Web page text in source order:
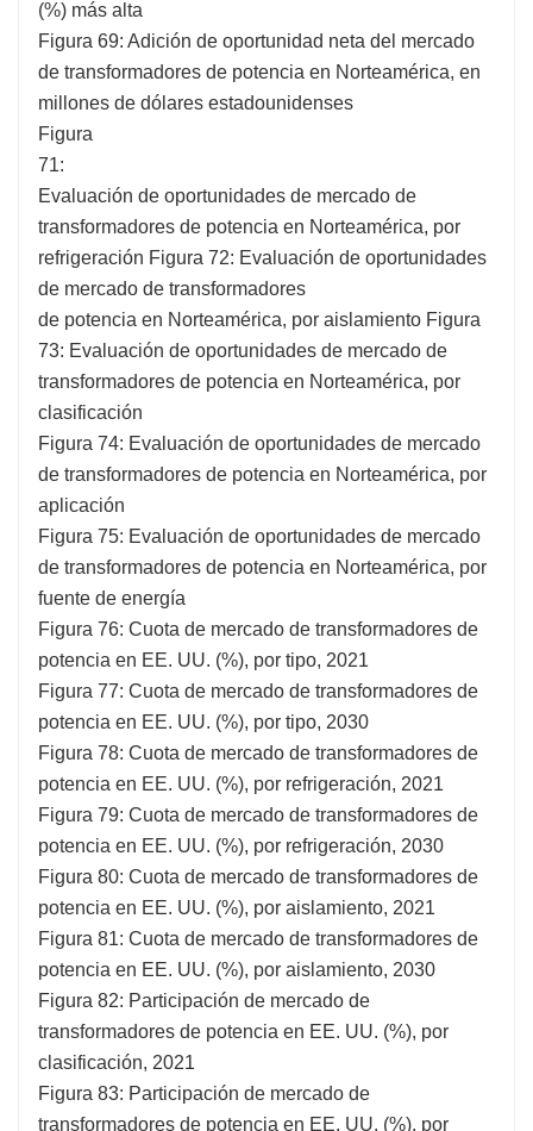
(%) más alta
Figura 69: Adición de oportunidad neta del mercado
de transformadores de potencia en Norteamérica, en
millones de dólares estadounidenses
Figura
71:
Evaluación de oportunidades de mercado de
transformadores de potencia en Norteamérica, por
refrigeración Figura 72: Evaluación de oportunidades
de mercado de transformadores
de potencia en Norteamérica, por aislamiento Figura
73: Evaluación de oportunidades de mercado de
transformadores de potencia en Norteamérica, por
clasificación
Figura 74: Evaluación de oportunidades de mercado
de transformadores de potencia en Norteamérica, por
aplicación
Figura 75: Evaluación de oportunidades de mercado
de transformadores de potencia en Norteamérica, por
fuente de energía
Figura 76: Cuota de mercado de transformadores de
potencia en EE. UU. (%), por tipo, 2021
Figura 77: Cuota de mercado de transformadores de
potencia en EE. UU. (%), por tipo, 2030
Figura 78: Cuota de mercado de transformadores de
potencia en EE. UU. (%), por refrigeración, 2021
Figura 79: Cuota de mercado de transformadores de
potencia en EE. UU. (%), por refrigeración, 2030
Figura 80: Cuota de mercado de transformadores de
potencia en EE. UU. (%), por aislamiento, 2021
Figura 81: Cuota de mercado de transformadores de
potencia en EE. UU. (%), por aislamiento, 2030
Figura 82: Participación de mercado de
transformadores de potencia en EE. UU. (%), por
clasificación, 2021
Figura 83: Participación de mercado de
transformadores de potencia en EE. UU. (%), por